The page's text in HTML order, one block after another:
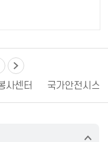
사센터 국가안전시스